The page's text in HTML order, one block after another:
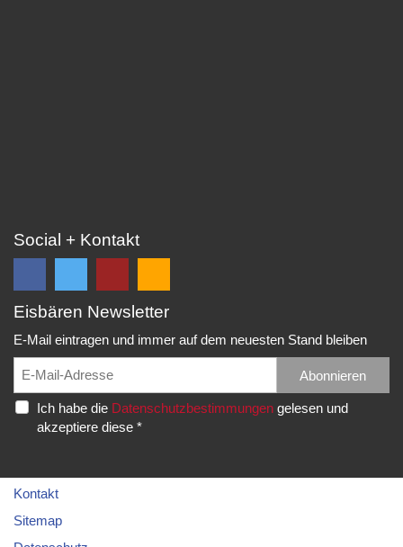
Social + Kontakt
Folge
auf
Facebook
und
erhalte
die
Folge
auf
Twitter
und
erhalte
die
EC
Eppelheim
Rudolf-
Diesel-
Str.
Eppelheim
Falls
unsere
Spielberichte,
etc.
Eisbären Newsletter
E-Mail eintragen und immer auf dem neuesten Stand bleiben
Abonnieren
Ich habe die Datenschutzbestimmungengelesen und
akzeptiere diese *
Kontakt
Sitemap